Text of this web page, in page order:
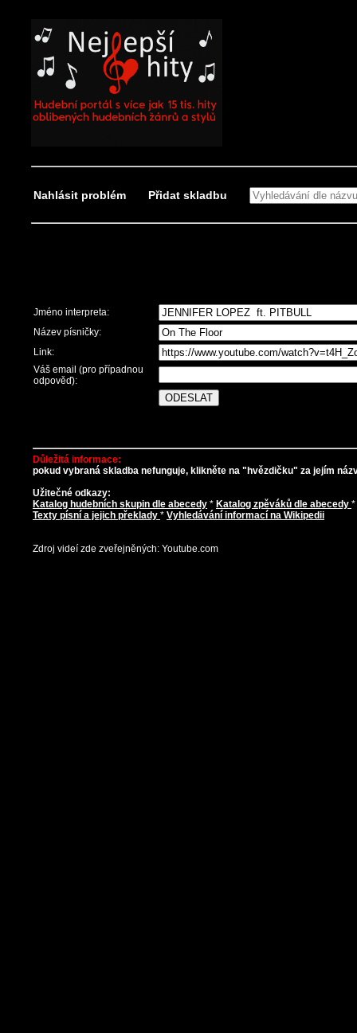
Nahlásit problém Přidat skladbu
Jméno interpreta:
Název písničky:
Link:
Váš email (pro případnou
odpověď):
Důležitá informace:
pokud vybraná skladba nefunguje, klikněte na "hvězdičku" za jejím
Užitečné odkazy:
Katalog hudebních skupin dle abecedy * Katalog zpěváků dle abecedy *
Texty písní a jejich překlady * Vyhledávání informací na Wikipedii
Zdroj videí zde zveřejněných: Youtube.com